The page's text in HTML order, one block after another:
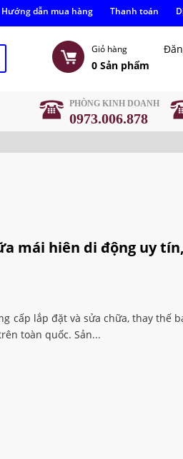
Hướng dẫn mua hàng Thanh toán
Giỏ hàng
0Sản phẩm
PHÒNG KINH DOANH
0973.006.878
mái hiên di động uy
cấp lắp đặt và sửa chữa, thay thế
toàn quốc. Sản...